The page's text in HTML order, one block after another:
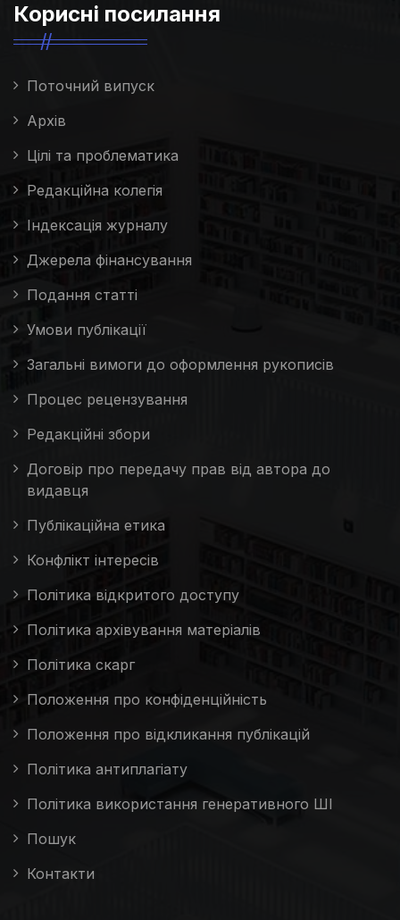
Корисні посилання
Поточний випуск
Архів
Цілі та проблематика
Редакційна колегія
Індексація журналу
Джерела фінансування
Подання статті
Умови публікації
Загальні вимоги до оформлення рукописів
Процес рецензування
Редакційні збори
Договір про передачу прав від автора до
видавця
Публікаційна етика
Конфлікт інтересів
Політика відкритого доступу
Політика архівування матеріалів
Політика скарг
Положення про конфіденційність
Положення про відкликання публікацій
Політика антиплагіату
Політика використання генеративного ШІ
Пошук
Контакти